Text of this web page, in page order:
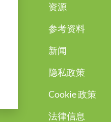
资源
参考资料
新闻
隐私政策
Cookie 政策
法律信息